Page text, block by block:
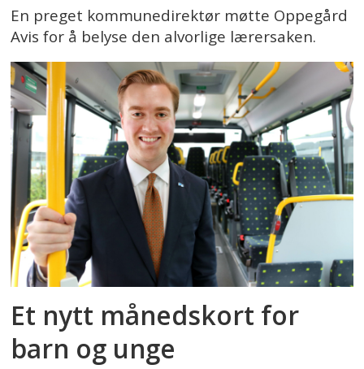
En preget kommunedirektør møtte Oppegård
Avis for å belyse den alvorlige lærersaken.
Et nytt månedskort for
barn og unge